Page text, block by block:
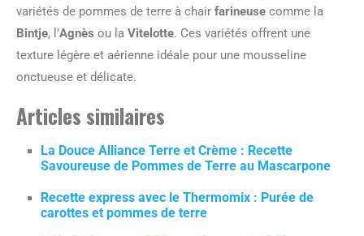
variétés de pommes de terre à chair farineuse comme la
Bintje, l’Agnès ou la Vitelotte. Ces variétés offrent une
texture légère et aérienne idéale pour une mousseline
onctueuse et délicate.
Articles similaires
La Douce Alliance Terre et Crème : Recette
Savoureuse de Pommes de Terre au Mascarpone
Recette express avec le Thermomix : Purée de
carottes et pommes de terre